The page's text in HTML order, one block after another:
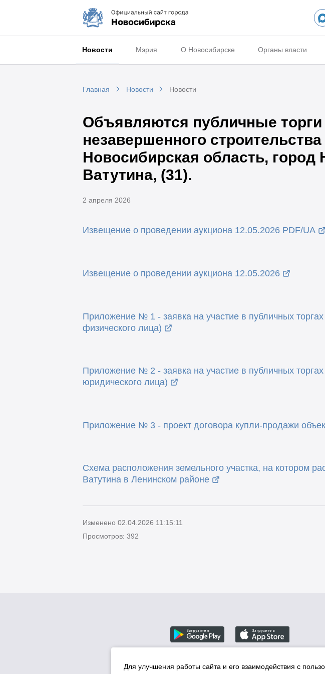
Новости Мэрия О Новосибирске Органы власти
Главная Новости Новости
Объявляются публичные
незавершенного
Новосибирская область,
Ватутина, (31).
2 апреля 2026
Извещение о проведении аукциона 12.05.2026 PDF/UA
Извещение о проведении аукциона 12.05.2026
Приложение № 1 - заявка на участие в публичных
физического лица)
Приложение № 2 - заявка на участие в публичных
юридического лица)
Приложение № 3 - проект договора купли-продажи
Схема расположения земельного участка, на котором
Ватутина в Ленинском районе
Изменено 02.04.2026 11:15:11
Просмотров: 392
Для улучшения работы сайта и его взаимодействия с